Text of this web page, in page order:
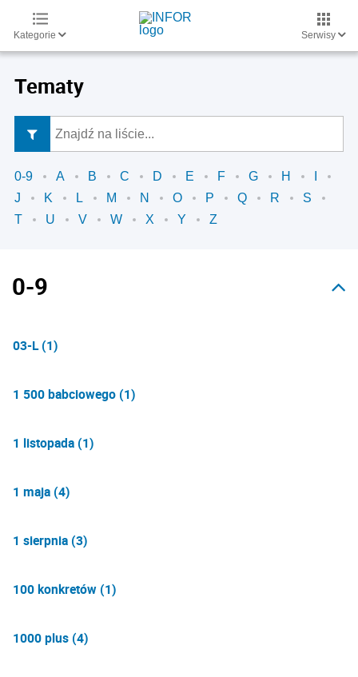
Kategorie Serwisy
Tematy
0-9 A B C D E F G H
J
K L M N O P Q R
S
T
U V W X Y Z
0-9
03-L (1)
1 500 babciowego (1)
1 listopada (1)
1 maja (4)
1 sierpnia (3)
100 konkretów (1)
1000 plus (4)